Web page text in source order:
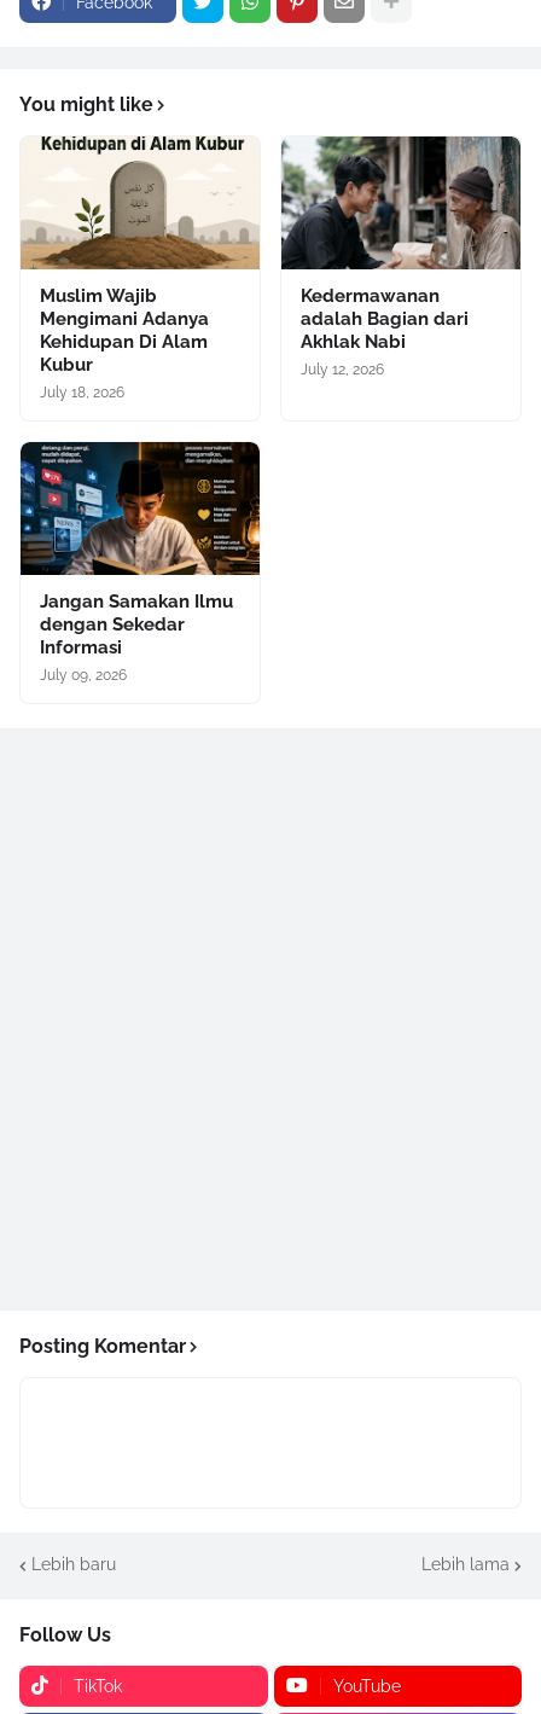
You might like
Muslim Wajib
Mengimani Adanya
Kehidupan Di Alam
Kubur
July 18, 2026
Kedermawanan
adalah Bagian dari
Akhlak Nabi
July 12, 2026
Jangan Samakan Ilmu
dengan Sekedar
Informasi
July 09, 2026
Posting Komentar
Lebih baru Lebih lama
Follow Us
TikTok YouTube